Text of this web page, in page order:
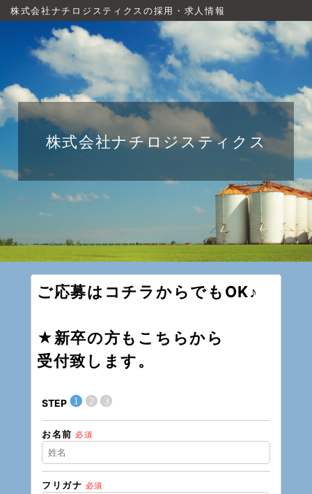
株式会社ナチロジスティクスの採用・求人情報
株式会社ナチロジスティクス
ご応募はコチラからでもOK♪
★新卒の方もこちらから
受付致します。
STEP ❶❷❸
お名前 必須
フリガナ 必須